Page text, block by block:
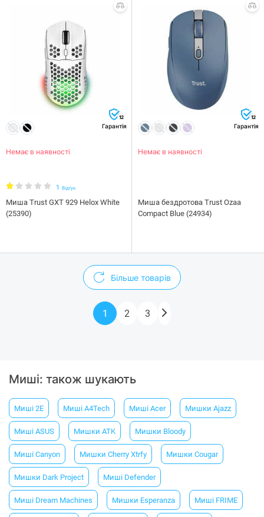
12
Гарантія
Немає в наявності
1 Відгук
Миша Trust GXT 929 Helox White
(25390)
12
Гарантія
Немає в наявності
Миша бездротова Trust Ozaa
Compact Blue (24934)
Більше товарів
1 2 3
Миші: також шукають
Миші 2E Миші A4Tech Миші Acer Мишки Ajazz
Миші ASUS Мишки ATK Мишки Bloody
Миші Canyon Мишки Cherry Xtrfy Мишки Cougar
Мишки Dark Project Миші Defender
Миші Dream Machines Мишки Esperanza Миші FRIME